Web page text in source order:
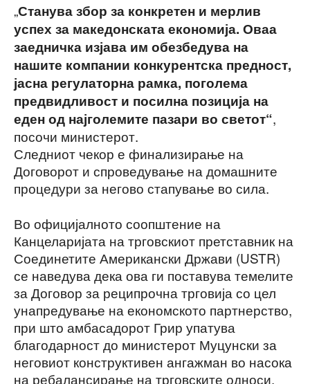
„Станува збор за конкретен и мерлив
успех за македонската економија. Оваа
заедничка изјава им обезбедува на
нашите компании конкурентска предност,
јасна регулаторна рамка, поголема
предвидливост и посилна позиција на
еден од најголемите пазари во светот“,
посочи министерот.
Следниот чекор е финализирање на
Договорот и спроведување на домашните
процедури за негово стапување во сила.
Во официјалното соопштение на
Канцеларијата на трговскиот претставник на
Соединетите Американски Држави (USTR)
се наведува дека ова ги поставува темелите
за Договор за реципрочна трговија со цел
унапредување на економското партнерство,
при што амбасадорот Грир упатува
благодарност до министерот Муцунски за
неговиот конструктивен ангажман во насока
на ребалансирање на трговските односи.